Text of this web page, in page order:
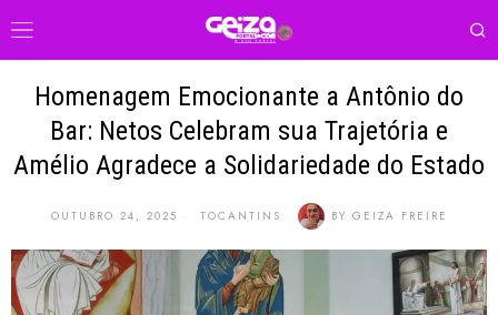
Homenagem Emocionante a Antônio do
Bar: Netos Celebram sua Trajetória e
Amélio Agradece a Solidariedade do Estado
OUTUBRO 24, 2025 TOCANTINS BY GEIZA FREIRE